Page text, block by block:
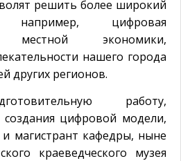
решить более широкий
цифровая
местной экономики,
нашего города
других регионов.
работу,
цифровой модели,
и магистрант кафедры, ныне
краеведческого музея